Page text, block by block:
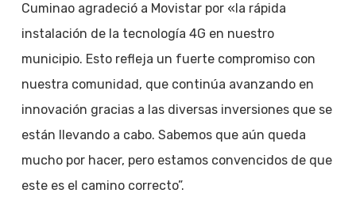
Cuminao agradeció a Movistar por «la rápida
instalación de la tecnología 4G en nuestro
municipio. Esto refleja un fuerte compromiso con
nuestra comunidad, que continúa avanzando en
innovación gracias a las diversas inversiones que se
están llevando a cabo. Sabemos que aún queda
mucho por hacer, pero estamos convencidos de que
este es el camino correcto”.